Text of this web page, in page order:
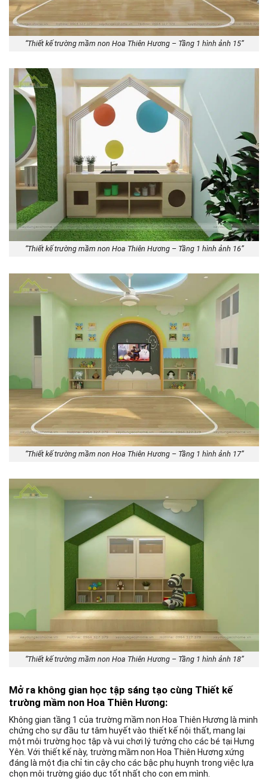
“Thiết kế trường mầm non Hoa Thiên Hương – Tầng 1 hình ảnh 15”
“Thiết kế trường mầm non Hoa Thiên Hương – Tầng 1 hình ảnh 16”
“Thiết kế trường mầm non Hoa Thiên Hương – Tầng 1 hình ảnh 17”
“Thiết kế trường mầm non Hoa Thiên Hương – Tầng 1 hình ảnh 18”
Mở ra không gian học tập sáng tạo cùng Thiết kế
trường mầm non Hoa Thiên Hương:
Không gian tầng 1 của trường mầm non Hoa Thiên Hương là minh
chứng cho sự đầu tư tâm huyết vào thiết kế nội thất, mang lại
một môi trường học tập và vui chơi lý tưởng cho các bé tại Hưng
Yên. Với thiết kế này, trường mầm non Hoa Thiên Hương xứng
đáng là một địa chỉ tin cậy cho các bậc phụ huynh trong việc lựa
chọn môi trường giáo dục tốt nhất cho con em mình.